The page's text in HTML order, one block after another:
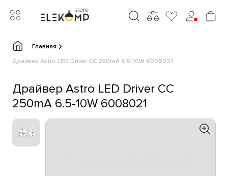
Главная
Драйвер Astro LED Driver CC 250mA 6.5-10W 6008021
Драйвер Astro LED Driver CC
250mA 6.5-10W 6008021